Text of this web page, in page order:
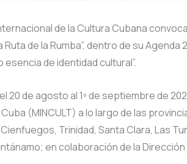
de la Cultura Cubana
de la Rumba”, dentro de su Agenda
de identidad cultural”.
20 de agosto al 1º de septiembre de
(MINCULT) a lo largo de las
Trinidad, Santa Clara, Las
en colaboración de la